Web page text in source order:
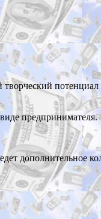
творческий
предпринимателя.
дополнительное